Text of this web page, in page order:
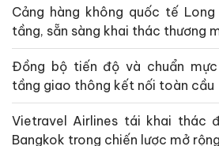
Cảng hàng không quốc tế
tầng, sẵn sàng khai thác thương
Đồng bộ tiến độ và chuẩn
tầng giao thông kết nối toàn cầu
Vietravel Airlines tái khai thác
Bangkok trong chiến lược mở